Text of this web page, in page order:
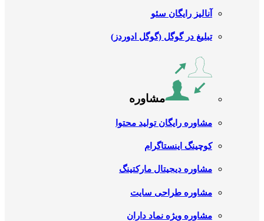
آنالیز رایگان سئو
تبلیغ در گوگل (گوگل ادوردز)
مشاوره
مشاوره رایگان تولید محتوا
کوچینگ اینستاگرام
مشاوره دیجیتال مارکتینگ
مشاوره طراحی سایت
مشاوره ویژه نماد داران